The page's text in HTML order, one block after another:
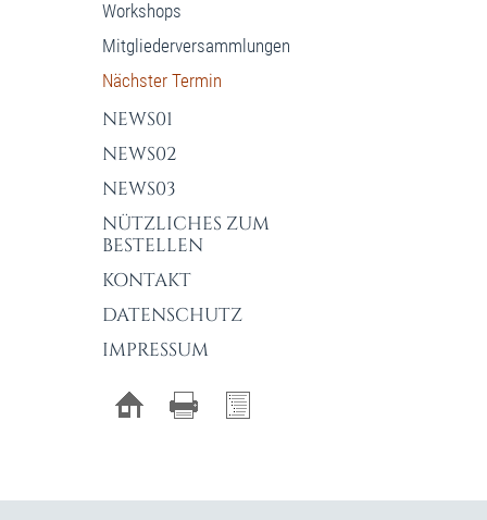
Workshops
Mitgliederversammlungen
Nächster Termin
NEWS01
NEWS02
NEWS03
NÜTZLICHES ZUM
BESTELLEN
KONTAKT
DATENSCHUTZ
IMPRESSUM